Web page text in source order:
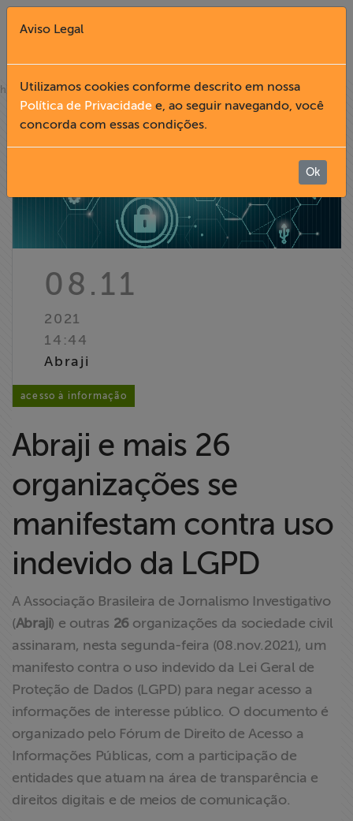
Fechar X
English
Institucional
Informação
Liberdade de
Expressão
Projetos
Proteção Legal
e Litigância
Documentários
dos
Homenageados
Notícias
Associe-se
Doe para
>> Conteúdo
exclusivo para
associados
home»notícias
08.11
2021
14:44
Abraji
acesso à informação
Abraji e mais 26
organizações se
manifestam contra uso
indevido da LGPD
A Associação Brasileira de Jornalismo Investigativo
(Abraji) e outras 26organizações da sociedade civil
assinaram, nesta segunda-feira (08.nov.2021), um
manifesto contra o uso indevido da Lei Geral de
Proteção de Dados (LGPD) para negar acesso a
informações de interesse público. O documento é
organizado pelo Fórum de Direito de Acesso a
Informações Públicas, com a participação de
entidades que atuam na área de transparência e
direitos digitais e de meios de comunicação.
Aviso Legal
Utilizamos cookies conforme descrito em nossa
Política de Privacidade e, ao seguir navegando, você
concorda com essas condições.
Ok